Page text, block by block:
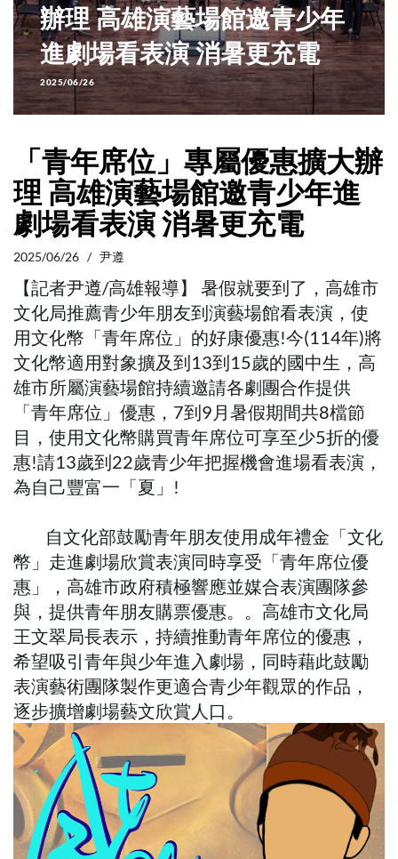
辦理 高雄演藝場館邀青少年
進劇場看表演 消暑更充電
2025/06/26
「青年席位」專屬優惠擴大辦
理 高雄演藝場館邀青少年進
劇場看表演 消暑更充電
2025/06/26 / 尹遵
【記者尹遵/高雄報導】 暑假就要到了，高雄市
文化局推薦青少年朋友到演藝場館看表演，使
用文化幣「青年席位」的好康優惠!今(114年)將
文化幣適用對象擴及到13到15歲的國中生，高
雄市所屬演藝場館持續邀請各劇團合作提供
「青年席位」優惠，7到9月暑假期間共8檔節
目，使用文化幣購買青年席位可享至少5折的優
惠!請13歲到22歲青少年把握機會進場看表演，
為自己豐富一「夏」!
自文化部鼓勵青年朋友使用成年禮金「文化
幣」走進劇場欣賞表演同時享受「青年席位優
惠」，高雄市政府積極響應並媒合表演團隊參
與，提供青年朋友購票優惠。。高雄市文化局
王文翠局長表示，持續推動青年席位的優惠，
希望吸引青年與少年進入劇場，同時藉此鼓勵
表演藝術團隊製作更適合青少年觀眾的作品，
逐步擴增劇場藝文欣賞人口。